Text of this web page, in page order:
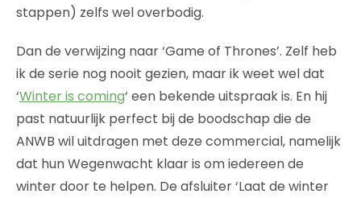
stappen) zelfs wel overbodig.
Dan de verwijzing naar ‘Game of Thrones’. Zelf heb
ik de serie nog nooit gezien, maar ik weet wel dat
‘Winter is coming‘ een bekende uitspraak is. En hij
past natuurlijk perfect bij de boodschap die de
ANWB wil uitdragen met deze commercial, namelijk
dat hun Wegenwacht klaar is om iedereen de
winter door te helpen. De afsluiter ‘Laat de winter